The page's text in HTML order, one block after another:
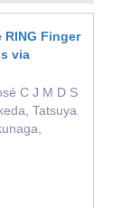
Finger
via
C J M D S
Tatsuya